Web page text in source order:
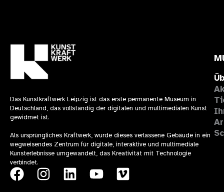
Das Kunstkraftwerk Leipzig ist das erste permanente Museum in
Deutschland, das vollständig der digitalen und multimedialen Kunst
gewidmet ist.
Als ursprüngliches Kraftwerk, wurde dieses verlassene Gebäude in ein
wegweisendes Zentrum für digitale, interaktive und multimediale
Kunsterlebnisse umgewandelt, das Kreativität mit Technologie
verbindet.
F
I
L
Y
V